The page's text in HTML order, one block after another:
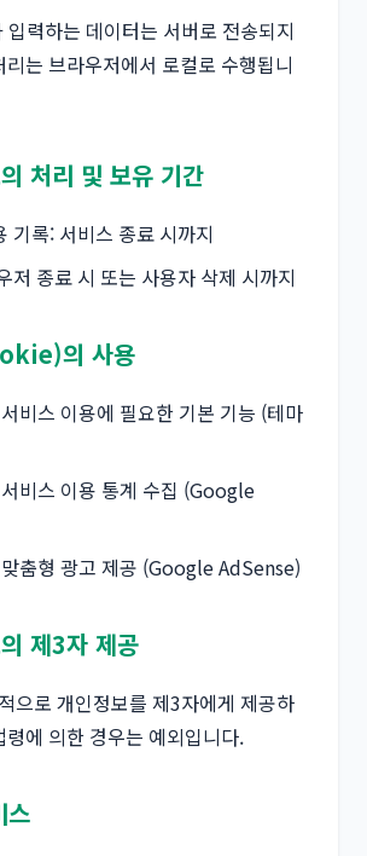
입력하는 데이터는 서버로 전송되지
는 브라우저에서 로컬로 수행됩니
처리 및 보유 기간
기록: 서비스 종료 시까지
저 종료 시 또는 사용자 삭제 시까지
의 사용
서비스 이용에 필요한 기본 기능 (테마
서비스 이용 통계 수집 (Google
맞춤형 광고 제공 (Google AdSense)
제3자 제공
으로 개인정보를 제3자에게 제공하
령에 의한 경우는 예외입니다.
스